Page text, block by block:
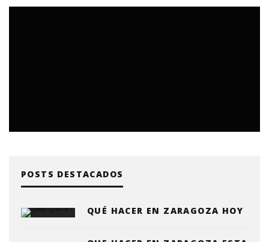
POSTS DESTACADOS
QUÉ HACER EN ZARAGOZA HOY